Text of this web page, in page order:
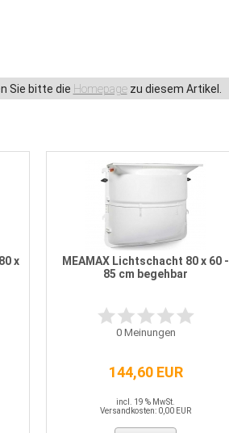
Sie bitte die Homepagezu diesem Artikel.
x
MEAMAX Lichtschacht 80 x 60 -
85 cm begehbar
0Meinungen
144,60 EUR
incl. 19 % MwSt.
Versandkosten: 0,00 EUR